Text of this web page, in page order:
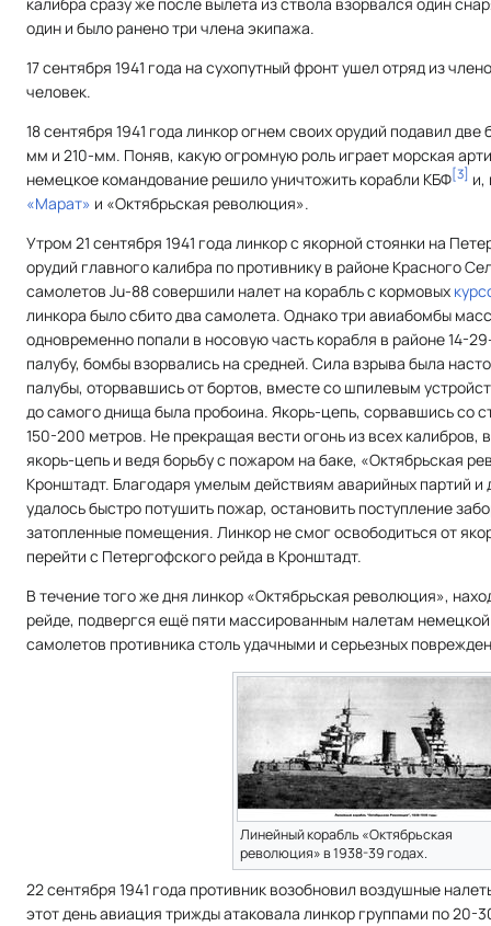
калибра сразу же после вылета из ствола взорвался один
один и было ранено три члена экипажа.
17 сентября 1941 года на сухопутный фронт ушел отряд из
человек.
18 сентября 1941 года линкор огнем своих орудий подавил
мм и 210-мм. Поняв, какую огромную роль играет морская
немецкое командование решило уничтожить корабли КБФ[3] и,
«Марат» и «Октябрьская революция».
Утром 21 сентября 1941 года линкор с якорной стоянки на
орудий главного калибра по противнику в районе Красного
самолетов Ju-88 совершили налет на корабль с кормовых
линкора было сбито два самолета. Однако три авиабомбы
одновременно попали в носовую часть корабля в районе 14-
палубу, бомбы взорвались на средней. Сила взрыва была
палубы, оторвавшись от бортов, вместе со шпилевым
до самого днища была пробоина. Якорь-цепь, сорвавшись со
150-200 метров. Не прекращая вести огонь из всех калибров,
якорь-цепь и ведя борьбу с пожаром на баке, «Октябрьская
Кронштадт. Благодаря умелым действиям аварийных партий и
удалось быстро потушить пожар, остановить поступление
затопленные помещения. Линкор не смог освободиться от
перейти с Петергофского рейда в Кронштадт.
В течение того же дня линкор «Октябрьская революция»,
рейде, подвергся ещё пяти массированным налетам
самолетов противника столь удачными и серьезных
Линейный корабль «Октябрьская
революция» в 1938-39 годах.
22 сентября 1941 года противник возобновил воздушные
этот день авиация трижды атаковала линкор группами по 20-